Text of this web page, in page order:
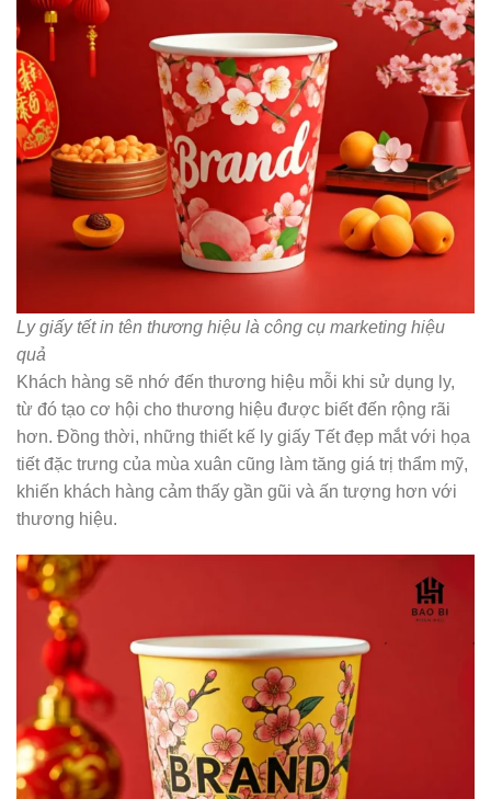
Ly giấy tết in tên thương hiệu là công cụ marketing hiệu
quả
Khách hàng sẽ nhớ đến thương hiệu mỗi khi sử dụng ly,
từ đó tạo cơ hội cho thương hiệu được biết đến rộng rãi
hơn. Đồng thời, những thiết kế ly giấy Tết đẹp mắt với họa
tiết đặc trưng của mùa xuân cũng làm tăng giá trị thẩm mỹ,
khiến khách hàng cảm thấy gần gũi và ấn tượng hơn với
thương hiệu.